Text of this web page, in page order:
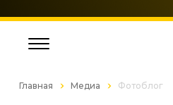
Главная Медиа Фотоблог